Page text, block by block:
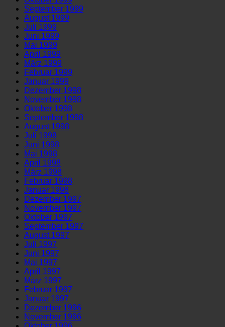
September 1999
August 1999
Juli 1999
Juni 1999
Mai 1999
April 1999
März 1999
Februar 1999
Januar 1999
Dezember 1998
November 1998
Oktober 1998
September 1998
August 1998
Juli 1998
Juni 1998
Mai 1998
April 1998
März 1998
Februar 1998
Januar 1998
Dezember 1997
November 1997
Oktober 1997
September 1997
August 1997
Juli 1997
Juni 1997
Mai 1997
April 1997
März 1997
Februar 1997
Januar 1997
Dezember 1996
November 1996